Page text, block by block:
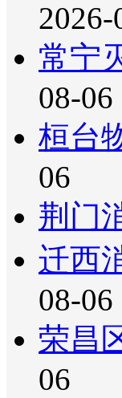
2026-
常宁
08-06
桓台
06
荆门
迁西
08-06
荣昌
06